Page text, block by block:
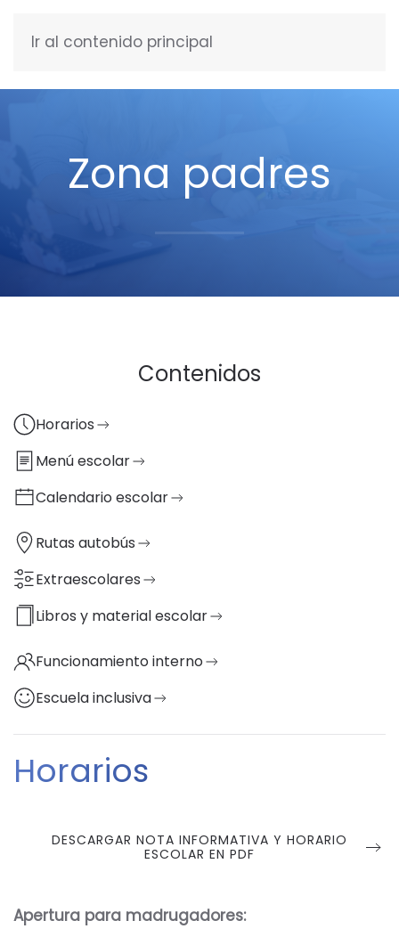
Ir al contenido principal
Zona padres
Contenidos
Horarios
Menú escolar
Calendario escolar
Rutas autobús
Extraescolares
Libros y material escolar
Funcionamiento interno
Escuela inclusiva
Horarios
DESCARGAR NOTA INFORMATIVA Y HORARIO
ESCOLAR EN PDF
Apertura para madrugadores: